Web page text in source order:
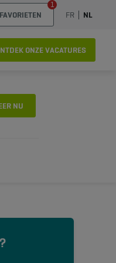
1
FR NL
ONZE VACATURES
NU